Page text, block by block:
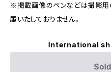
※掲載画像のペンなどは撮影用
属いたしておりません。
International